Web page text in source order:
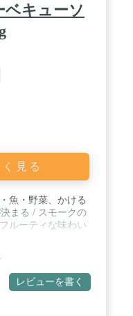
ベキューソ
見る
魚・野菜、かける
まる / スモークの
ルーティな味わい
レビューを書く